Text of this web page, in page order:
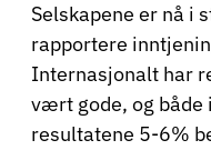
Selskapene er nå i
rapportere
Internasjonalt har
vært gode, og både
resultatene 5-6%